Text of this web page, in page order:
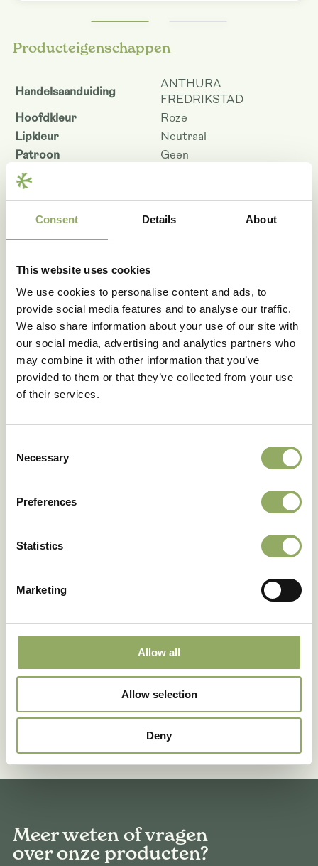
Consent Details About
This website uses cookies
We use cookies to personalise content and ads, to
provide social media features and to analyse our traffic.
We also share information about your use of our site with
our social media, advertising and analytics partners who
may combine it with other information that you’ve
provided to them or that they’ve collected from your use
of their services.
Selection
Necessary
Preferences
Statistics
Marketing
Allow all
Allow selection
Deny
Producteigenschappen
Handelsaanduiding
ANTHURA
FREDRIKSTAD
Hoofdkleur
Roze
Lipkleur
Neutraal
Patroon
Geen
Kleurcode
Potmaat - cm
cm
cm
45
Houdbaarheid - dagen
83
Rasnaam
PHALFOTJ
Artikelcode
105829
VBN code
128668
Download als PDF
Deze rassen in het echt zien?
Onze accountmanagers vertellen jou graag meer.
Meer weten of vragen
over onze producten?